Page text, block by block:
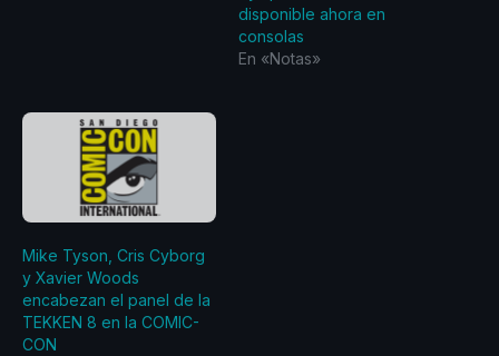
disponible ahora en
consolas
En «Notas»
Mike Tyson, Cris Cyborg
y Xavier Woods
encabezan el panel de la
TEKKEN 8 en la COMIC-
CON